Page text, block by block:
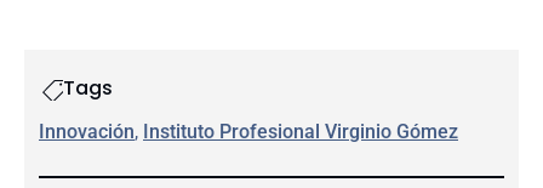
Tags
Innovación, Instituto Profesional Virginio Gómez